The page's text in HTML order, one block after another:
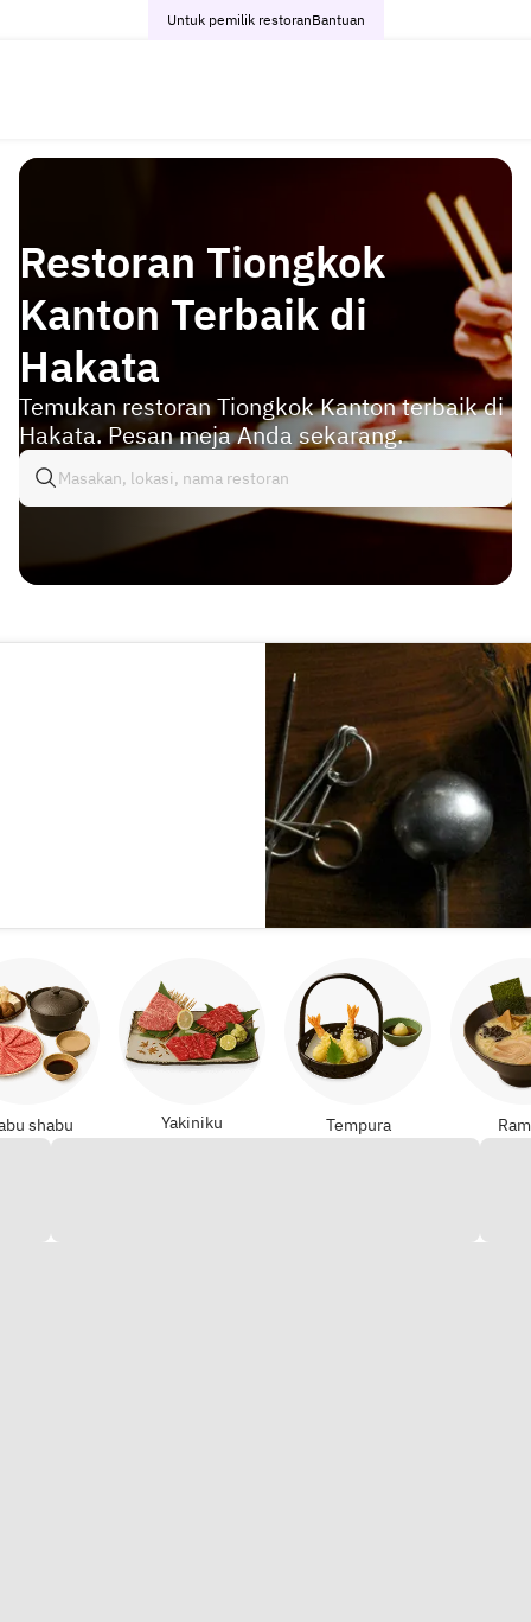
Untuk pemilik restoranBantuan
Restoran Tiongkok
Kanton Terbaik di
Hakata
Temukan restoran Tiongkok Kanton terbaik di
Hakata. Pesan meja Anda sekarang.
shabu Yakiniku Tempura